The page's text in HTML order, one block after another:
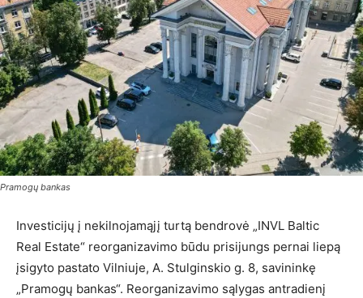
Pramogų bankas
Investicijų į nekilnojamąjį turtą bendrovė „INVL Baltic
Real Estate“ reorganizavimo būdu prisijungs pernai liepą
įsigyto pastato Vilniuje, A. Stulginskio g. 8, savininkę
„Pramogų bankas“. Reorganizavimo sąlygas antradienį